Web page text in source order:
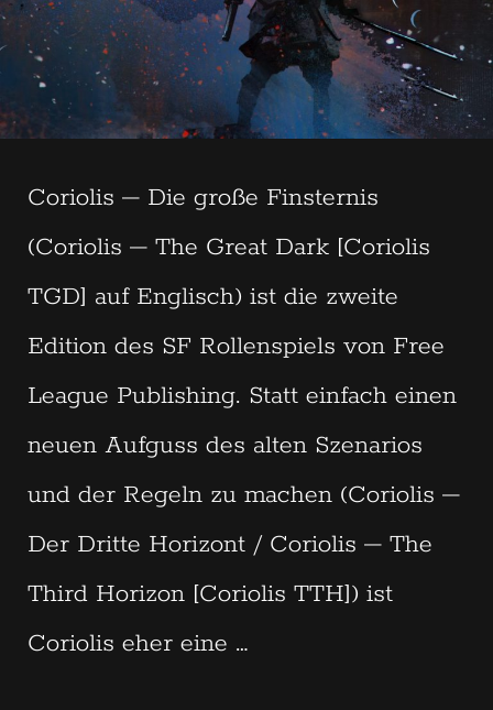
Coriolis – Die große Finsternis
(Coriolis – The Great Dark [Coriolis
TGD] auf Englisch) ist die zweite
Edition des SF Rollenspiels von Free
League Publishing. Statt einfach einen
neuen Aufguss des alten Szenarios
und der Regeln zu machen (Coriolis –
Der Dritte Horizont / Coriolis – The
Third Horizon [Coriolis TTH]) ist
Coriolis eher eine …